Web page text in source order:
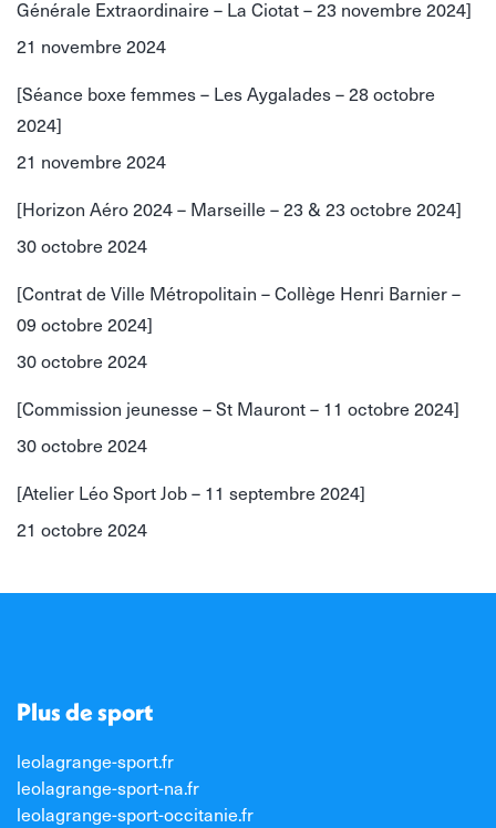
Générale Extraordinaire – La Ciotat – 23 novembre 2024]
21 novembre 2024
[Séance boxe femmes – Les Aygalades – 28 octobre
2024]
21 novembre 2024
[Horizon Aéro 2024 – Marseille – 23 & 23 octobre 2024]
30 octobre 2024
[Contrat de Ville Métropolitain – Collège Henri Barnier –
09 octobre 2024]
30 octobre 2024
[Commission jeunesse – St Mauront – 11 octobre 2024]
30 octobre 2024
[Atelier Léo Sport Job – 11 septembre 2024]
21 octobre 2024
Plus de sport
leolagrange-sport.fr
leolagrange-sport-na.fr
leolagrange-sport-occitanie.fr